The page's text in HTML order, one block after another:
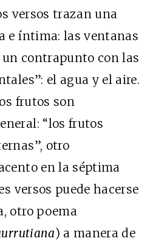
versos trazan una
e íntima: las ventanas
contrapunto con las
el agua y el aire.
frutos son
“los frutos
otro
en la séptima
versos puede hacerse
otro poema
) a manera de